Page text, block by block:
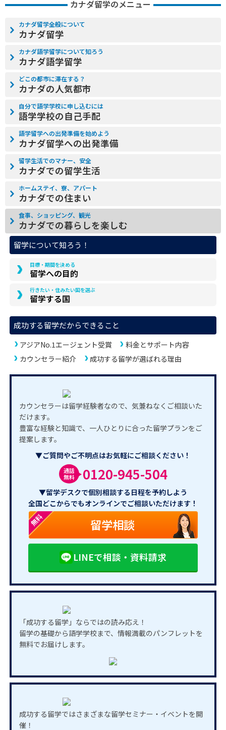
カナダ留学のメニュー
カナダ留学全般について
カナダ留学
カナダ語学留学について知ろう
カナダ語学留学
どこの都市に滞在する？
カナダの人気都市
自分で語学学校に申し込むには
語学学校の自己手配
語学留学への出発準備を始めよう
カナダ留学への出発準備
留学生活でのマナー、安全
カナダでの留学生活
ホームステイ、寮、アパート
カナダでの住まい
食事、ショッピング、観光
カナダでの暮らしを楽しむ
留学について知ろう！
目標・期間を決める
留学への目的
行きたい・住みたい国を選ぶ
留学する国
成功する留学だからできること
アジアNo.1エージェント受賞
料金とサポート内容
カウンセラー紹介
成功する留学が選ばれる理由
カウンセラーは留学経験者なので、気兼ねなくご相談いた
だけます。
豊富な経験と知識で、一人ひとりに合った留学プランをご
提案します。
▼ご質問やご不明点はお気軽にご相談ください！
通話
無料
0120-945-504
▼留学デスクで個別相談する日程を予約しよう
全国どこからでもオンラインでご相談いただけます！
無料 留学相談
LINEで相談・資料請求
「成功する留学」ならではの読み応え！
留学の基礎から語学学校まで、情報満載のパンフレットを
無料でお届けします。
成功する留学ではさまざまな留学セミナー・イベントを開
催！